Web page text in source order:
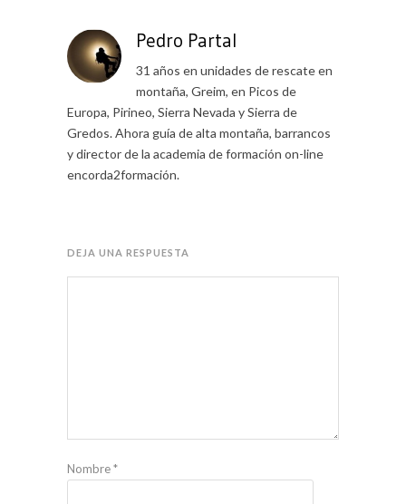
Pedro Partal
31 años en unidades de rescate en
montaña, Greim, en Picos de
Europa, Pirineo, Sierra Nevada y Sierra de
Gredos. Ahora guía de alta montaña, barrancos
y director de la academia de formación on-line
encorda2formación.
DEJA UNA RESPUESTA
Nombre*